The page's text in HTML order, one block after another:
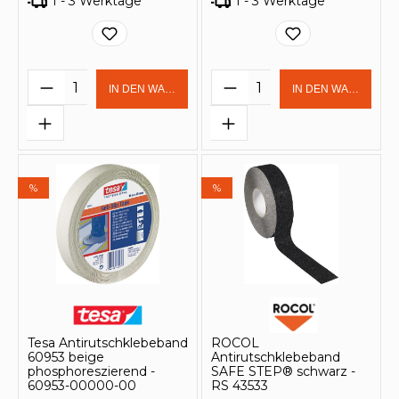
Produkt Anzahl: Gib den
IN DEN WARENKORB Produkt Anzahl:
IN DEN
%
Tesa Antirutschklebeband
60953 beige
phosphoreszierend -
60953-00000-00
%
ROCOL
Antirutschklebeband
SAFE STEP® schwarz -
RS 43533